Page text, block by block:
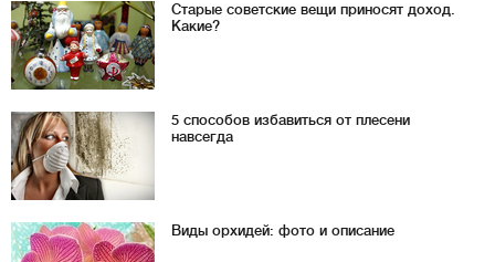
Старые советские вещи приносят доход.
Какие?
5 способов избавиться от плесени
навсегда
Виды орхидей: фото и описание